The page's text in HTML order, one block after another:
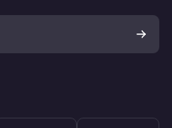
Dein Widerrufsrecht